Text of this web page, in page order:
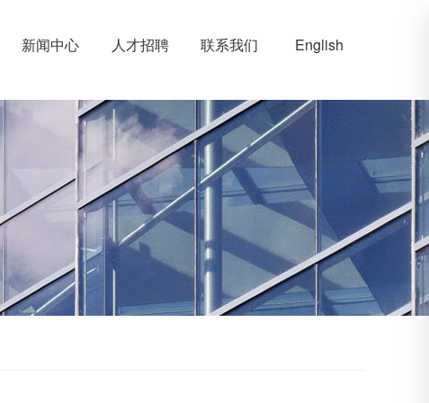
新闻中心 人才招聘 联系我们 English